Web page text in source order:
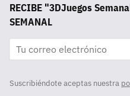
RECIBE "3DJuegos
SEMANAL
Suscribiéndote aceptas nuestra